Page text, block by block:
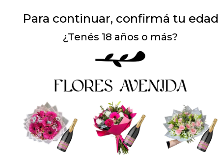
Dejá tu opinión
Para continuar, confirmá tu edad
¿Tenés 18 años o más?